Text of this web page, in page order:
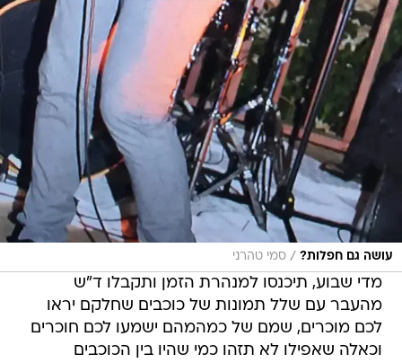
עושה גם חפלות? / סמי טהרני
מדי שבוע, תיכנסו למנהרת הזמן ותקבלו ד"ש
מהעבר עם שלל תמונות של כוכבים שחלקם יראו
לכם מוכרים, שמם של כמהמהם ישמעו לכם חוכרים
וכאלה שאפילו לא תזהו כמי שהיו בין הכוכבים